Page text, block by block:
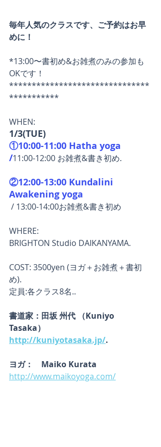
毎年人気のクラスです、ご予約はお早
めに！
*13:00〜書初め&お雑煮のみの参加も
OKです！
*******************************
***********
WHEN:
1/3(TUE)
①10:00-11:00 Hatha yoga
/11:00-12:00 お雑煮&書き初め.
②12:00-13:00 Kundalini
Awakening yoga
/ 13:00-14:00お雑煮&書き初め
WHERE:
BRIGHTON Studio DAIKANYAMA.
COST: 3500yen (ヨガ＋お雑煮＋書初
め).
定員:各クラス8名..
書道家：田坂 州代 （Kuniyo
Tasaka）
http://kuniyotasaka.jp/.
ヨガ：　Maiko Kurata
http://www.maikoyoga.com/